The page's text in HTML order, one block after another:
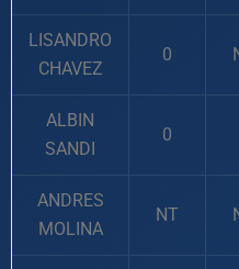
LISANDRO
CHAVEZ
0
ALBIN
SANDI
0
ANDRES
MOLINA
NT